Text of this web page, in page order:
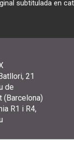
subtitulada en
21
de
(Barcelona)
R1 i R4,